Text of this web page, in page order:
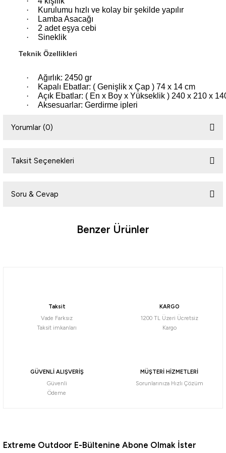
·
Kurulumu hızlı ve kolay bir şekilde yapılır
·
Lamba Asacağı
·
2 adet eşya cebi
·
Sineklik
Teknik Özellikleri
·
Ağırlık: 2450 gr
·
Kapalı Ebatlar: ( Genişlik x Çap ) 74 x 14 cm
·
Açık Ebatlar: ( En x Boy x Yükseklik ) 240 x 210 x
·
Aksesuarlar: Gerdirme ipleri
Yorumlar (0)
Taksit Seçenekleri
Soru & Cevap
Ürün hakkında henüz soru sorulmamış.
Benzer Ürünler
Taksit
Vade Farksız
Taksit imkanları
KARGO
1200 TL Üzeri Ücretsiz
Kargo
GÜVENLİ ALIŞVERİŞ
Güvenli
Ödeme
MÜŞTERİ HİZMETLERİ
Sorunlarınıza Hızlı Çözüm
Extreme Outdoor E-Bültenine Abone Olmak İster